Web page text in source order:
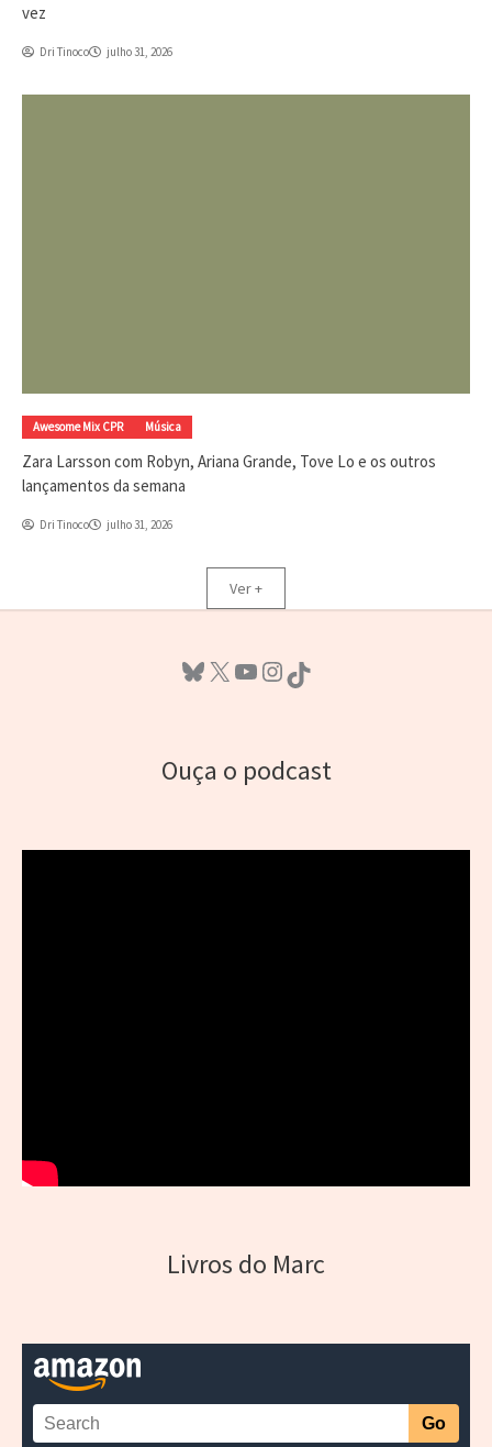
vez
Dri Tinoco julho 31, 2026
Awesome Mix CPR Música
Zara Larsson com Robyn, Ariana Grande, Tove Lo e os outros
lançamentos da semana
Dri Tinoco julho 31, 2026
Ver +
Bluesky X Youtube InstagramTikTok
Ouça o podcast
Livros do Marc